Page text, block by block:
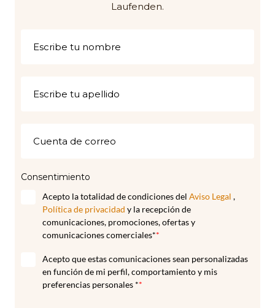
Laufenden.
Consentimiento
Acepto la totalidad de condiciones del Aviso Legal ,
Política de privacidad y la recepción de
comunicaciones, promociones, ofertas y
comunicaciones comerciales**
Acepto que estas comunicaciones sean personalizadas
en función de mi perfil, comportamiento y mis
preferencias personales **